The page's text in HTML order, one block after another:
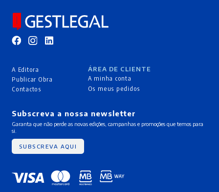
A Editora
Publicar Obra
Contactos
ÁREA DE CLIENTE
A minha conta
Os meus pedidos
Subscreva a nossa newsletter
Garanta que não perde as novas edições, campanhas e promoções que temos para
si.
SUBSCREVA AQUI